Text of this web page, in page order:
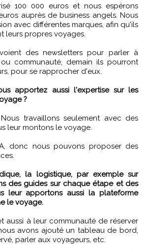
100 000 euros et nous espérons
auprès de business angels. Nous
avec différentes marques, afin qu'ils
leurs propres voyages.
des newsletters pour parler à
communauté, demain ils pourront
pour se rapprocher d'eux.
apportez aussi l'expertise sur les
?
travaillons seulement avec des
leur montons le voyage.
donc nous pouvons proposer des
la logistique, par exemple sur
des guides sur chaque étape et des
leur apportons aussi la plateforme
le voyage.
aussi à leur communauté de réserver
avons ajouté un tableau de bord,
parler aux voyageurs, etc.